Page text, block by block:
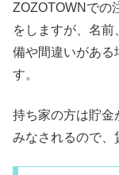
ZOZOTOWNでの
をしますが、名
備や間違いがある
す。
持ち家の方は貯金
みなされるので、